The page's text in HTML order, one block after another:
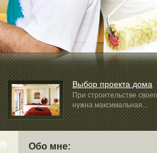
Выбор проекта дома
При строительстве
нужна максимальная...
Обо мне: